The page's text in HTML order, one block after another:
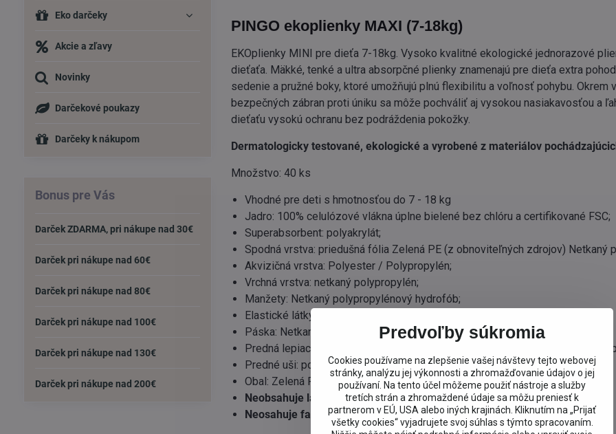
PINGO ekoplienky MAXI (7-18kg)
EKOplienky MINI pre dieťa 7-18kg. Vysoko kvalitné ekologické jednorazové
dieťaťa. Mäkké, tenké a ultra absorpčné plienky znamenajú pre dieťa extra
sedenie a pružné boky, ktoré umožňujú plnú flexibilitu a voľnosť pohybu.
bezpečných zábran proti úniku sa môže pochváliť aj vysokou nasiakavosťou a
dieťaťu vysokú ochranu bez podráždenia pokožky.
Dermatologicky testované, ekologické a vyrobené z materiálov
Množstvo: 40 ks
Vhodné pre deti s hmotnosťou do 7 - 18 kg
Jadro: 100% celulózové vlákna úplne bielené bez chlóru a certifikované FSC;
Superabsorbent: polyakrylát;
Spodná vrstva: priedušná fólia Zelená PE (z obnoviteľných zdrojov) Netkaný
Akvizičná vrstva: Polyester / Polypropylén;
Vrchná vrstva: netkaný polypropylén;
Manžety: Netkaný polypropylénový hydrofób;
Elastické látky: priadza polyuretán;
Páska: Netkaný polypropylén / polyetylénový film;
Predná lepiaca páska: filmový polyetylén / textilný polypropylénový suchý
Predné uši: polypropylén / polyetylén; Lepidlá;
Obal: Zelená PE (> 85% z obnoviteľných zdrojov);
Neobsahuje latex, pleťovú vodu, žiadny parfém.
Neosahuje farbu pri kontakte s pokožkou.
Eko darčeky
Akcie a zľavy
Novinky
Darčekové poukazy
Darčeky k nákupom
Bonus pre Vás
Darček ZDARMA, pri nákupe nad 30€
Darček pri nákupe nad 60€
Darček pri nákupe nad 80€
Darček pri nákupe nad 100€
Darček pri nákupe nad 130€
Darček pri nákupe nad 200€
Predvoľby súkromia
Cookies používame na zlepšenie vašej návštevy tejto webovej
stránky, analýzu jej výkonnosti a zhromažďovanie údajov o jej
používaní. Na tento účel môžeme použiť nástroje a služby
tretích strán a zhromaždené údaje sa môžu preniesť k
partnerom v EÚ, USA alebo iných krajinách. Kliknutím na „Prijať
všetky cookies“ vyjadrujete svoj súhlas s týmto spracovaním.